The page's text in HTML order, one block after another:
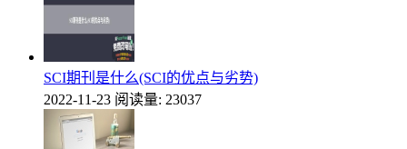
SCI期刊是什么(SCI的优点与劣势)
2022-11-23 阅读量: 23037